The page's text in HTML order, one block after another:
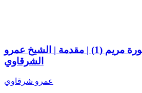
تفسير وتدبر سورة مريم (1) | مقدمة | الشيخ عمرو
الشرقاوي
عمرو شرقاوي